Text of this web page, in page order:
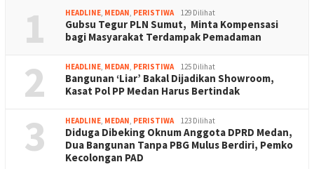
1 HEADLINE, MEDAN, PERISTIWA 129 Dilihat
Gubsu Tegur PLN Sumut, Minta Kompensasi
bagi Masyarakat Terdampak Pemadaman
2 HEADLINE, MEDAN, PERISTIWA 125 Dilihat
Bangunan ‘Liar’ Bakal Dijadikan Showroom,
Kasat Pol PP Medan Harus Bertindak
3 HEADLINE, MEDAN, PERISTIWA 123 Dilihat
Diduga Dibeking Oknum Anggota DPRD Medan,
Dua Bangunan Tanpa PBG Mulus Berdiri, Pemko
Kecolongan PAD